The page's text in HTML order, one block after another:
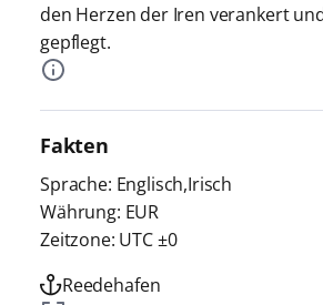
den Herzen der Iren verankert
gepflegt.
Fakten
Sprache: Englisch,Irisch
Währung: EUR
Zeitzone: UTC ±0
Reedehafen